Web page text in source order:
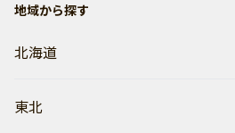
地域から探す
北海道
東北